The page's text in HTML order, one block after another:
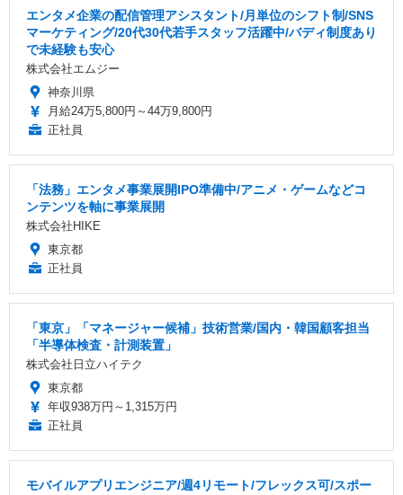
エンタメ企業の配信管理アシスタント/月単位のシフト制/SNS
マーケティング/20代30代若手スタッフ活躍中/バディ制度あり
で未経験も安心
株式会社エムジー
神奈川県
月給24万5,800円～44万9,800円
正社員
「法務」エンタメ事業展開IPO準備中/アニメ・ゲームなどコ
ンテンツを軸に事業展開
株式会社HIKE
東京都
正社員
「東京」「マネージャー候補」技術営業/国内・韓国顧客担当
「半導体検査・計測装置」
株式会社日立ハイテク
東京都
年収938万円～1,315万円
正社員
モバイルアプリエンジニア/週4リモート/フレックス可/スポー